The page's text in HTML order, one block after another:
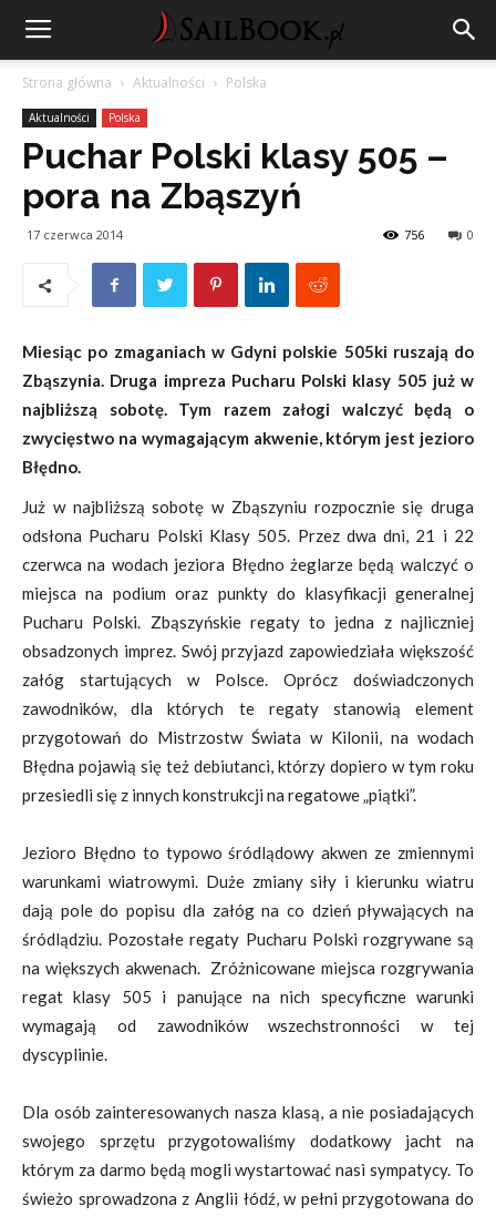
Strona główna Aktualności Polska
Aktualności Polska
Puchar Polski klasy 505 –
pora na Zbąszyń
17 czerwca 2014 0
756
Miesiąc po zmaganiach w Gdyni polskie 505ki ruszają do
Zbąszynia. Druga impreza Pucharu Polski klasy 505 już w
najbliższą sobotę. Tym razem załogi walczyć będą o
zwycięstwo na wymagającym akwenie, którym jest jezioro
Błędno.
Już w najbliższą sobotę w Zbąszyniu rozpocznie się druga
odsłona Pucharu Polski Klasy 505. Przez dwa dni, 21 i 22
czerwca na wodach jeziora Błędno żeglarze będą walczyć o
miejsca na podium oraz punkty do klasyfikacji generalnej
Pucharu Polski. Zbąszyńskie regaty to jedna z najliczniej
obsadzonych imprez. Swój przyjazd zapowiedziała większość
załóg startujących w Polsce. Oprócz doświadczonych
zawodników, dla których te regaty stanowią element
przygotowań do Mistrzostw Świata w Kilonii, na wodach
Błędna pojawią się też debiutanci, którzy dopiero w tym roku
przesiedli się z innych konstrukcji na regatowe „piątki”.
Jezioro Błędno to typowo śródlądowy akwen ze zmiennymi
warunkami wiatrowymi. Duże zmiany siły i kierunku wiatru
dają pole do popisu dla załóg na co dzień pływających na
śródlądziu. Pozostałe regaty Pucharu Polski rozgrywane są
na większych akwenach. Zróżnicowane miejsca rozgrywania
regat klasy 505 i panujące na nich specyficzne warunki
wymagają od zawodników wszechstronności w tej
dyscyplinie.
Dla osób zainteresowanych nasza klasą, a nie posiadających
swojego sprzętu przygotowaliśmy dodatkowy jacht na
którym za darmo będą mogli wystartować nasi sympatycy. To
świeżo sprowadzona z Anglii łódź, w pełni przygotowana do